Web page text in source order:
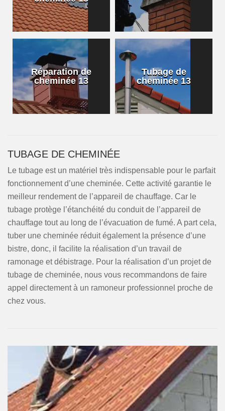
Réparation de
cheminée 13
Tubage de
cheminée 13
TUBAGE DE CHEMINÉE
Le tubage est un matériel très indispensable pour le parfait
fonctionnement d’une cheminée. Cette activité garantie le
meilleur rendement de l’appareil de chauffage. Car le
tubage protège l’étanchéité du conduit de l’appareil de
chauffage tout au long de l’évacuation de fumé. A part cela,
tuber une cheminée réduit également la présence d’une
bistre, donc, il facilite la réalisation d’un travail de
ramonage et débistrage. Pour la réalisation d’un projet de
tubage de cheminée, nous vous recommandons de faire
appel directement à un ramoneur professionnel proche de
chez vous.